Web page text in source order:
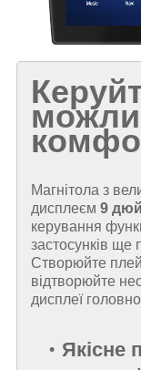
Магнітола з
дисплеєм 9
керування
застосунків ще
Створюйте
відтворюйте
дисплеї
Якісне